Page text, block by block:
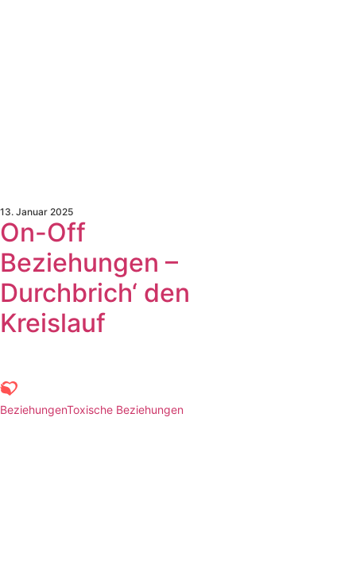
13. Januar 2025
On-Off
Beziehungen –
Durchbrich‘ den
Kreislauf
BeziehungenToxische Beziehungen